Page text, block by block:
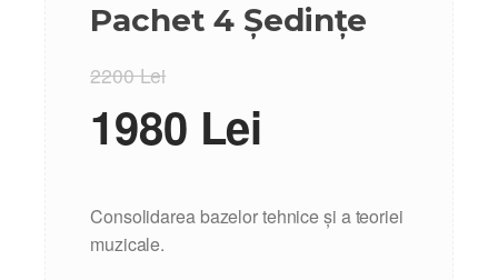
Pachet 4 Ședințe
2200 Lei
1980 Lei
Consolidarea bazelor tehnice și a teoriei
muzicale.